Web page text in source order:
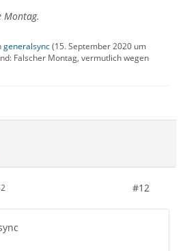
Montag.
generalsync(15. September 2020 um
Falscher Montag, vermutlich wegen
#12